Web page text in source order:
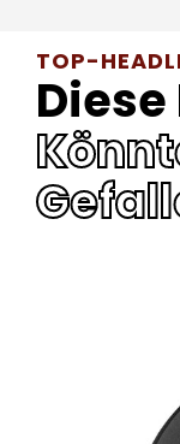
TOP-